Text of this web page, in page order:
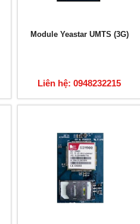
Module Yeastar UMTS (3G)
Liên hệ: 0948232215